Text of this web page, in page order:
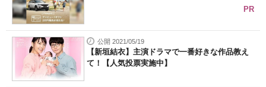
PR
公開 2021/05/19
【新垣結衣】主演ドラマで一番好きな作品教え
て！【人気投票実施中】